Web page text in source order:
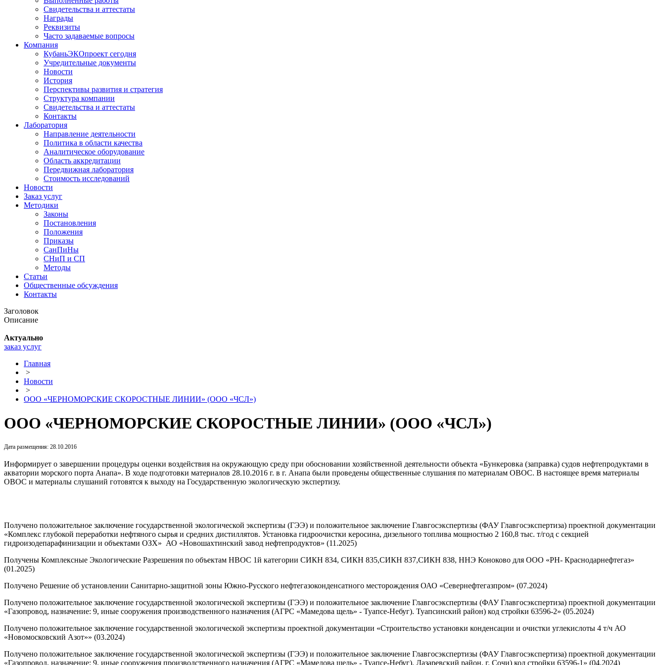
Свидетельства и аттестаты
Награды
Реквизиты
Часто задаваемые вопросы
Компания
КубаньЭКОпроект сегодня
Учредительные документы
Новости
История
Перспективы развития и стратегия
Структура компании
Свидетельства и аттестаты
Контакты
Лаборатория
Направление деятельности
Политика в области качества
Аналитическое оборудование
Область аккредитации
Передвижная лаборатория
Стоимость исследований
Новости
Заказ услуг
Методики
Законы
Постановления
Положения
Приказы
СанПиНы
СНиП и СП
Методы
Статьи
Общественные обсуждения
Контакты
Заголовок
Описание
Актуально
заказ услуг
Главная
>
Новости
>
ООО «ЧЕРНОМОРСКИЕ СКОРОСТНЫЕ ЛИНИИ» (ООО «ЧСЛ»)
ООО «ЧЕРНОМОРСКИЕ СКОРОСТНЫЕ ЛИНИИ» (ООО «ЧСЛ»)
Дата размещения: 28.10.2016
Информирует о завершении процедуры оценки воздействия на окружающую среду при обосновании хозяйственной деятельности объекта «Бункеровка (заправка) судов нефтепродуктами в
акватории морского порта Анапа». В ходе подготовки материалов 28.10.2016 г. в г. Анапа были проведены общественные слушания по материалам ОВОС. В настоящее время материалы
ОВОС и материалы слушаний готовятся к выходу на Государственную экологическую экспертизу.
Получено положительное заключение государственной экологической экспертизы (ГЭЭ) и положительное заключение Главгосэкспертизы (ФАУ Главгосэкспертиза) проектной документации
«Комплекс глубокой переработки нефтяного сырья и средних дистиллятов. Установка гидроочистки керосина, дизельного топлива мощностью 2 160,8 тыс. т/год с секцией
гидроизодепарафинизации и объектами ОЗХ» АО «Новошахтинский завод нефтепродуктов» (11.2025)
Получены Комплексные Экологические Разрешения по объектам НВОС 1й категории СИКН 834, СИКН 835,СИКН 837,СИКН 838, ННЭ Коноково для ООО «РН- Краснодарнефтегаз»
(01.2025)
Получено Решение об установлении Санитарно-защитной зоны Южно-Русского нефтегазоконденсатного месторождения ОАО «Севернефтегазпром» (07.2024)
Получено положительное заключение государственной экологической экспертизы (ГЭЭ) и положительное заключение Главгосэкспертизы (ФАУ Главгосэкспертиза) проектной документации
«Газопровод, назначение: 9, иные сооружения производственного назначения (АГРС «Мамедова щель» - Туапсе-Небуг). Туапсинский район) код стройки 63596-2» (05.2024)
Получено положительное заключение государственной экологической экспертизы проектной документации «Строительство установки конденсации и очистки углекислоты 4 т/ч АО
«Новомосковский Азот»» (03.2024)
Получено положительное заключение государственной экологической экспертизы (ГЭЭ) и положительное заключение Главгосэкспертизы (ФАУ Главгосэкспертиза) проектной документации
«Газопровод, назначение: 9, иные сооружения производственного назначения (АГРС «Мамедова щель» - Туапсе-Небуг). Лазаревский район, г. Сочи) код стройки 63596-1» (04.2024)